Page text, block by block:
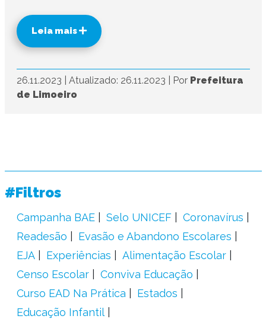
Leia mais
26.11.2023 Atualizado: 26.11.2023 Por Prefeitura
de Limoeiro
#Filtros
Campanha BAE Selo UNICEF
Coronavírus
Readesão
Evasão e Abandono Escolares
EJA
Experiências
Alimentação Escolar
Censo Escolar
Conviva Educação
Curso EAD Na Prática
Estados
Educação Infantil